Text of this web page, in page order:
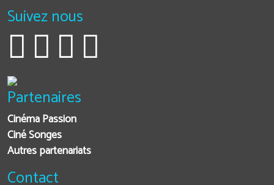
Suivez nous
Partenaires
Cinéma Passion
Ciné Songes
Autres partenariats
Contact